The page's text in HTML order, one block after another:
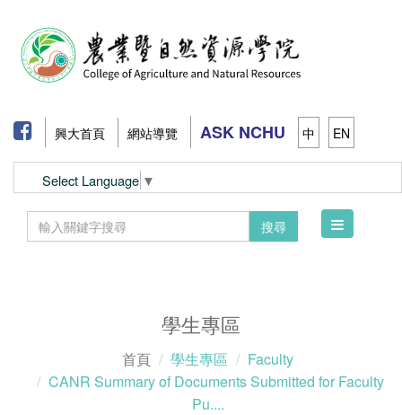
興大首頁 網站導覽 ASK NCHU 中 EN
Select Language ▼
搜尋
Toggle
學生專區
首頁 學生專區
Faculty
CANR Summary of Documents Submitted for Faculty
Pu....